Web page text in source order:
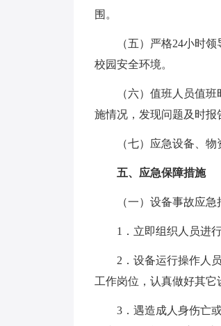
围。
（五）严格24小时领导
校园安全环境。
（六）值班人员值班时
施情况，发现问题及时报
（七）应急设备、物资
五、应急保障措施
（一）设备事故应急
1．立即组织人员进行
2．设备运行操作人员
工作岗位，认真做好其它
3．遇造成人身伤亡或